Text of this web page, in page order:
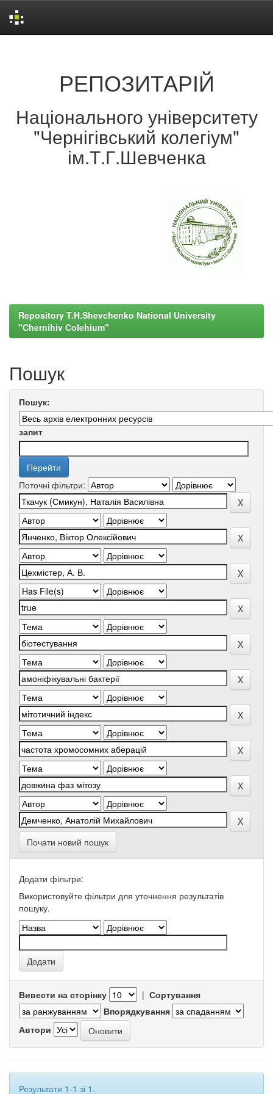
РЕПОЗИТАРІЙ
Національного університету
"Чернігівський колегіум"
ім.Т.Г.Шевченка
Repository T.H.Shevchenko National University
"Chernihiv Colehium"
Пошук
Пошук:
запит
Поточні фільтри:
Почати новий пошук
Додати фільтри:
Використовуйте фільтри для уточнення результатів
пошуку.
Вивести на сторінку | Сортування
Впорядкування
Автори
Результати 1-1 зі 1.